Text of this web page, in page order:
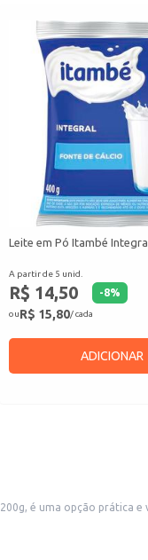
Leite em Pó Itambé
A partir de 5 unid.
R$ 14,50 -8%
ouR$ 15,80/ cada
ADICIONAR
200g, é uma opção